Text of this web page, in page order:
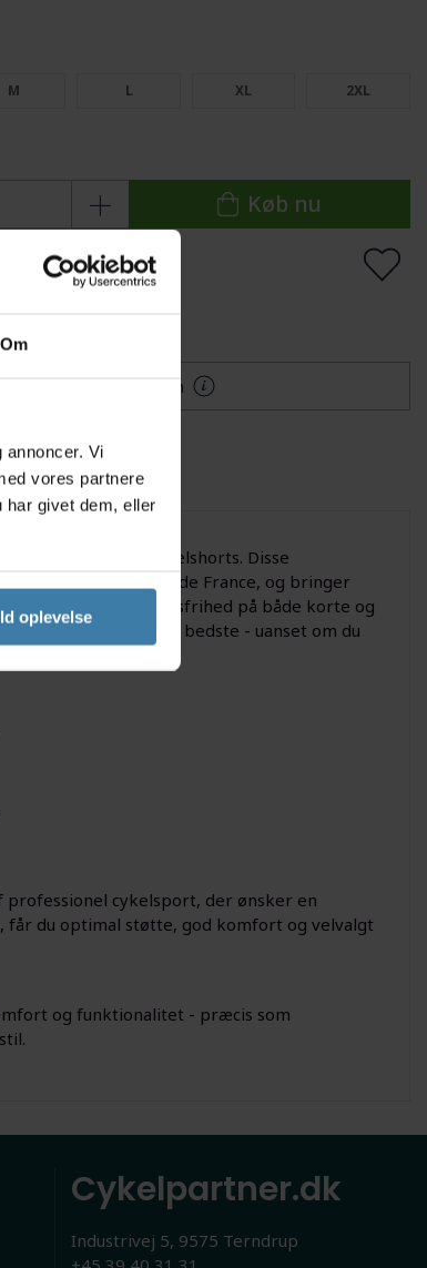
Om
Vi
vores partnere
har givet dem, eller
oplevelse
M L XL 2XL
Køb nu
Levering: 1-2 dage
Mere information
TDF 2026 replica cykelshorts. Disse
bærer under Tour de France, og bringer
får fuld bevægelsesfrihed på både korte og
så du kan yde dit bedste - uanset om du
professionel cykelsport, der ønsker en
får du optimal støtte, god komfort og velvalgt
og funktionalitet - præcis som
Cykelpartner.dk
Industrivej 5, 9575 Terndrup